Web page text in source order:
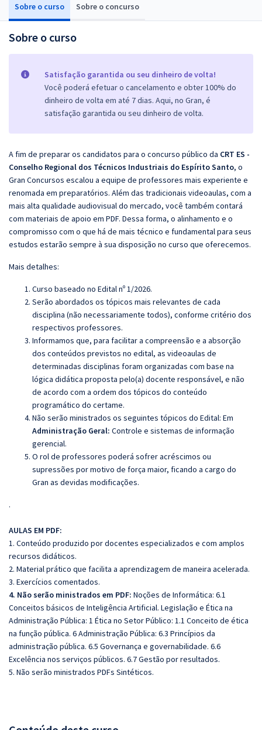
Sobre o curso Sobre o concurso
Sobre o curso
Satisfação garantida ou seu dinheiro de volta!
Você poderá efetuar o cancelamento e obter 100% do
dinheiro de volta em até 7 dias. Aqui, no Gran, é
satisfação garantida ou seu dinheiro de volta.
A fim de preparar os candidatos para o concurso público da CRT ES -
Conselho Regional dos Técnicos Industriais do Espírito Santo, o
Gran Concursos escalou a equipe de professores mais experiente e
renomada em preparatórios. Além das tradicionais videoaulas, com a
mais alta qualidade audiovisual do mercado, você também contará
com materiais de apoio em PDF. Dessa forma, o alinhamento e o
compromisso com o que há de mais técnico e fundamental para seus
estudos estarão sempre à sua disposição no curso que oferecemos.
Mais detalhes:
Curso baseado no Edital nº 1/2026.
Serão abordados os tópicos mais relevantes de cada
disciplina (não necessariamente todos), conforme critério dos
respectivos professores.
Informamos que, para facilitar a compreensão e a absorção
dos conteúdos previstos no edital, as videoaulas de
determinadas disciplinas foram organizadas com base na
lógica didática proposta pelo(a) docente responsável, e não
de acordo com a ordem dos tópicos do conteúdo
programático do certame.
Não serão ministrados os seguintes tópicos do Edital: Em
Administração Geral: Controle e sistemas de informação
gerencial.
O rol de professores poderá sofrer acréscimos ou
supressões por motivo de força maior, ficando a cargo do
Gran as devidas modificações.
.
AULAS EM PDF:
1. Conteúdo produzido por docentes especializados e com amplos
recursos didáticos.
2. Material prático que facilita a aprendizagem de maneira acelerada.
3. Exercícios comentados.
4. Não serão ministrados em PDF: Noções de Informática: 6.1
Conceitos básicos de Inteligência Artificial. Legislação e Ética na
Administração Pública: 1 Ética no Setor Público: 1.1 Conceito de ética
na função pública. 6 Administração Pública: 6.3 Princípios da
administração pública. 6.5 Governança e governabilidade. 6.6
Excelência nos serviços públicos. 6.7 Gestão por resultados.
5. Não serão ministrados PDFs Sintéticos.